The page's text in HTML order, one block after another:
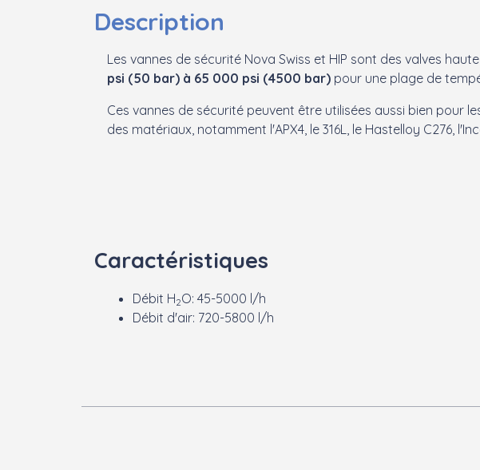
Description
Les vannes de sécurité Nova Swiss et HIP sont des valves
psi (50 bar) à 65 000 psi (4500 bar) pour une plage de
Ces vannes de sécurité peuvent être utilisées aussi bien pour
des matériaux, notamment l'APX4, le 316L, le Hastelloy C276,
Caractéristiques
Débit H2O: 45-5000 l/h
Débit d'air: 720-5800 l/h